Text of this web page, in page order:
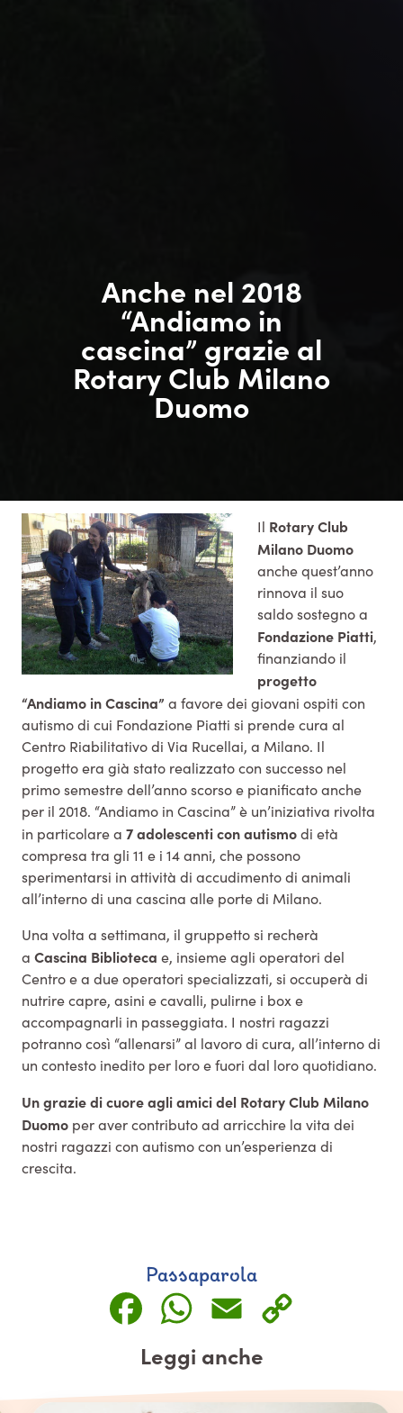
Anche nel 2018
“Andiamo in
cascina” grazie al
Rotary Club Milano
Duomo
Il Rotary Club
Milano Duomo
anche quest’anno
rinnova il suo
saldo sostegno a
Fondazione Piatti,
finanziando il
progetto
“Andiamo in Cascina” a favore dei giovani ospiti con
autismo di cui Fondazione Piatti si prende cura al
Centro Riabilitativo di Via Rucellai, a Milano. Il
progetto era già stato realizzato con successo nel
primo semestre dell’anno scorso e pianificato anche
per il 2018. “Andiamo in Cascina” è un’iniziativa rivolta
in particolare a 7 adolescenti con autismodi età
compresa tra gli 11 e i 14 anni, che possono
sperimentarsi in attività di accudimento di animali
all’interno di una cascina alle porte di Milano.
Una volta a settimana, il gruppetto si recherà
a Cascina Biblioteca e, insieme agli operatori del
Centro e a due operatori specializzati, si occuperà di
nutrire capre, asini e cavalli, pulirne i box e
accompagnarli in passeggiata. I nostri ragazzi
potranno così “allenarsi” al lavoro di cura, all’interno di
un contesto inedito per loro e fuori dal loro quotidiano.
Un grazie di cuore agli amici del Rotary Club Milano
Duomo per aver contributo ad arricchire la vita dei
nostri ragazzi con autismo con un’esperienza di
crescita.
Passaparola
Facebook
WhatsApp
Email
Leggi anche